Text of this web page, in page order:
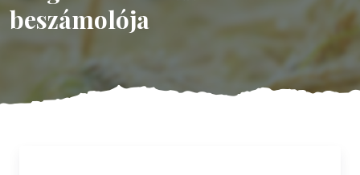
beszámolója